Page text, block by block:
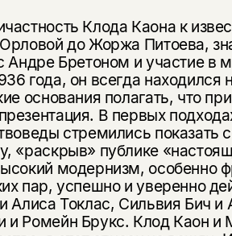
Клода Каона к
до Жоржа Питоева,
Андре Бретоном и участие в
года, он всегда находился
основания полагать, что
В первых
стремились показать
«раскрыв» публике
модернизм, особенно
пар, успешно и уверенно
Алиса Токлас, Сильвия Бич
и Ромейн Брукс. Клод Каон и